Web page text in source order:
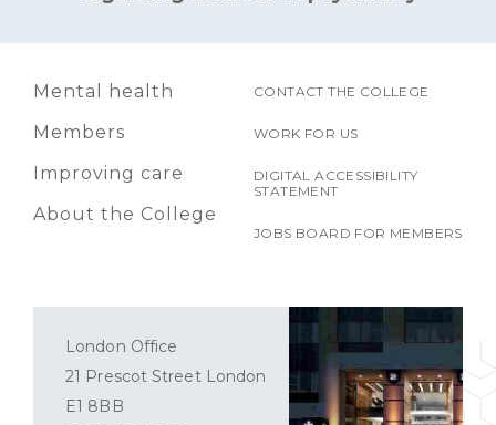
Mental health
Members
Improving care
About the College
CONTACT THE COLLEGE
WORK FOR US
DIGITAL ACCESSIBILITY
STATEMENT
JOBS BOARD FOR MEMBERS
London Office
21 Prescot Street London
E1 8BB